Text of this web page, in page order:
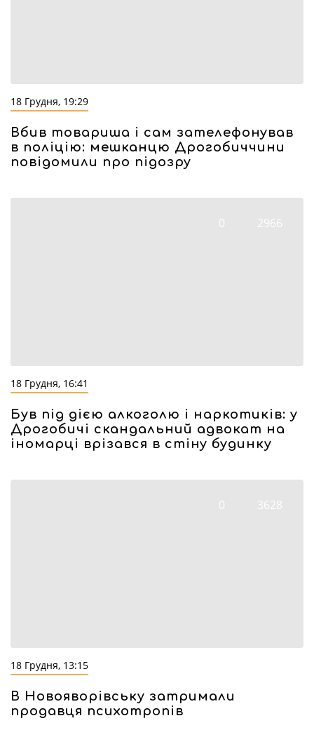
18 Грудня, 19:29
Вбив товариша і сам зателефонував
в поліцію: мешканцю Дрогобиччини
повідомили про підозру
0 2966
18 Грудня, 16:41
Був під дією алкоголю і наркотиків: у
Дрогобичі скандальний адвокат на
іномарці врізався в стіну будинку
0 3628
18 Грудня, 13:15
В Новояворівську затримали
продавця психотропів